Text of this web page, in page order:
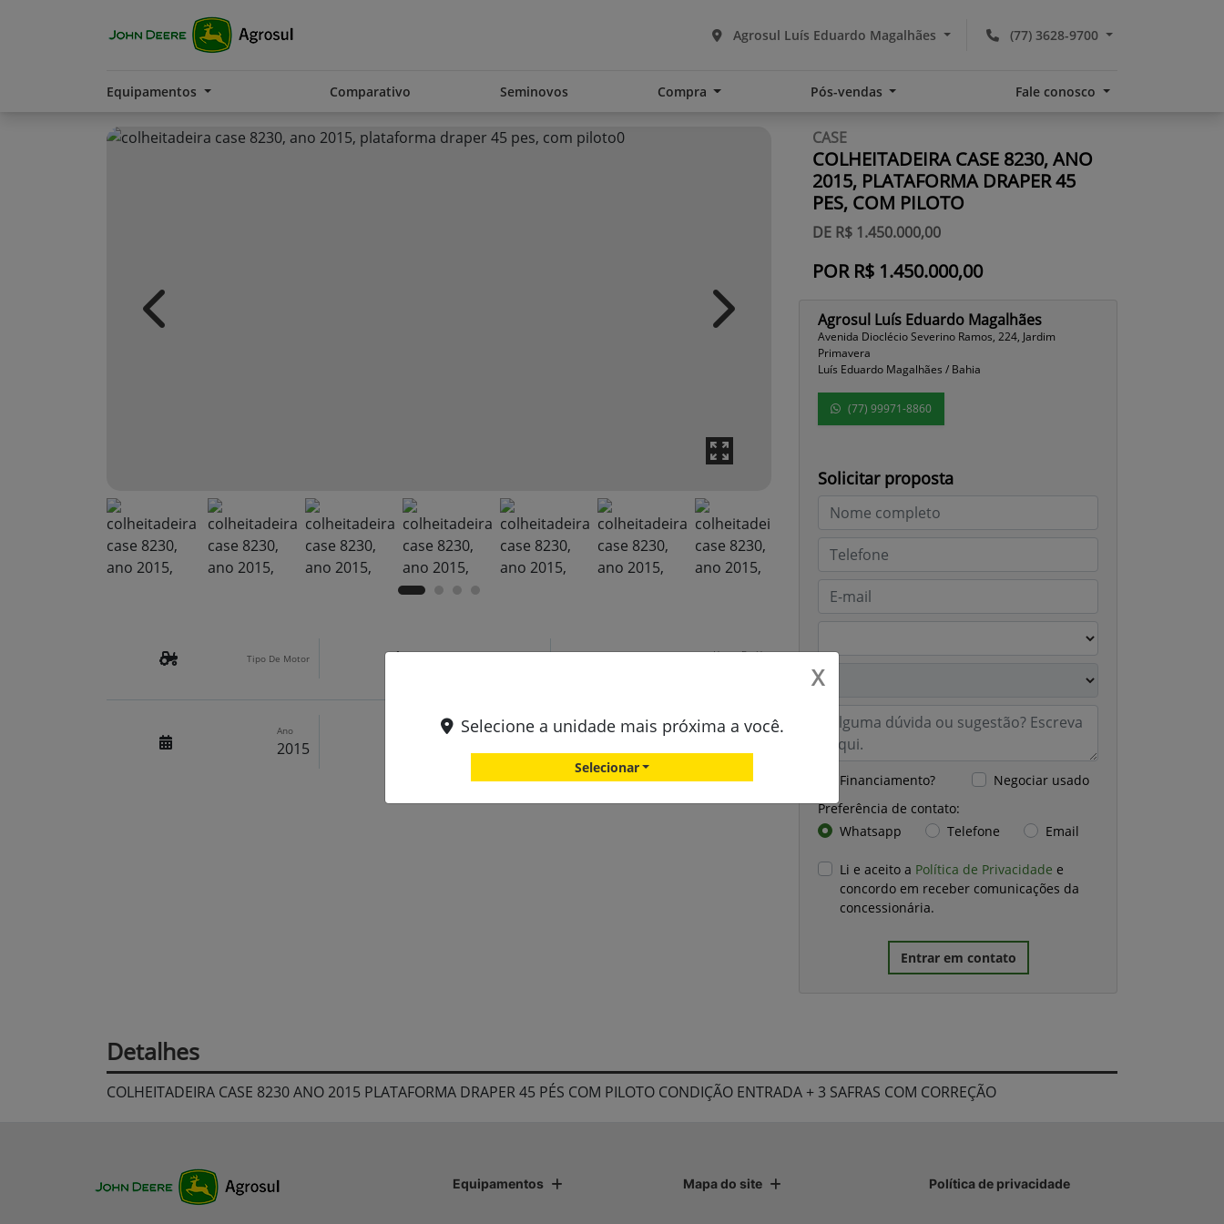
(77) 3628-9700
Agrosul Luís Eduardo Magalhães
Equipamentos Comparativo Seminovos Compra Pós-vendas Fale conosco
CASE
COLHEITADEIRA CASE 8230, ANO
2015, PLATAFORMA DRAPER 45
PES, COM PILOTO
DE R$ 1.450.000,00
POR R$ 1.450.000,00
Agrosul Luís Eduardo Magalhães
Avenida Dioclécio Severino Ramos, 224, Jardim
Primavera
Luís Eduardo Magalhães / Bahia
(77) 99971-8860
Solicitar proposta
Financiamento?
Negociar usado
Preferência de contato:
Whatsapp
Telefone Email
Li e aceito a Política de Privacidade e
concordo em receber comunicações da
concessionária.
Entrar em contato
Previous Next
Tipo De Motor Horas De Uso
Ano
2015
Peso
Tração
Detalhes
COLHEITADEIRA CASE 8230 ANO 2015 PLATAFORMA DRAPER 45 PÉS COM PILOTO CONDIÇÃO ENTRADA + 3 SAFRAS COM CORREÇÃO
Equipamentos Mapa do site Política de privacidade
X
Selecione a unidade mais próxima a você.
Selecionar